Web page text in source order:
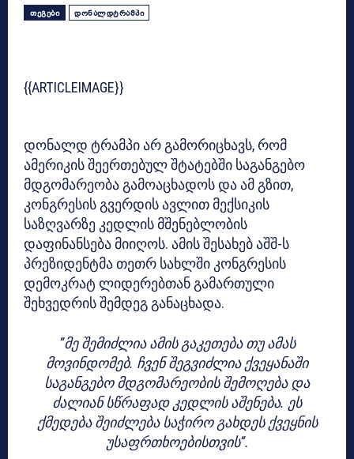
ᲗᲔᲒᲔᲑᲘ ᲓᲝᲜᲐᲚᲓᲢᲠᲐᲛᲞᲘ
{{ARTICLEIMAGE}}
დონალდ ტრამპი არ გამორიცხავს, რომ
ამერიკის შეერთებულ შტატებში საგანგებო
მდგომარეობა გამოაცხადოს და ამ გზით,
კონგრესის გვერდის ავლით მექსიკის
საზღვარზე კედლის მშენებლობის
დაფინანსება მიიღოს. ამის შესახებ აშშ-ს
პრეზიდენტმა თეთრ სახლში კონგრესის
დემოკრატ ლიდერებთან გამართული
შეხვედრის შემდეგ განაცხადა.
“მე შემიძლია ამის გაკეთება თუ ამას
მოვინდომებ. ჩვენ შეგვიძლია ქვეყანაში
საგანგებო მდგომარეობის შემოღება და
ძალიან სწრაფად კედლის აშენება. ეს
ქმედება შეიძლება საჭირო გახდეს ქვეყნის
უსაფრთხოებისთვის“.